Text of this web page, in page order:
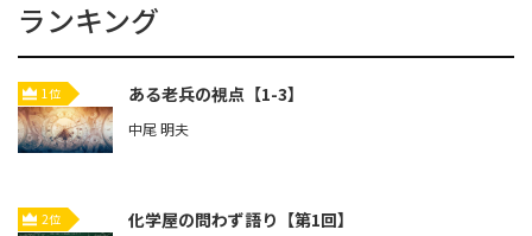
ランキング
1位 ある老兵の視点【1-3】
中尾 明夫
2位 化学屋の問わず語り【第1回】